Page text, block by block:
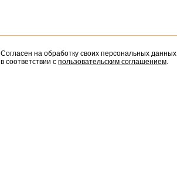
Согласен на обработку своих персональных данных
в соответствии с пользовательским соглашением.